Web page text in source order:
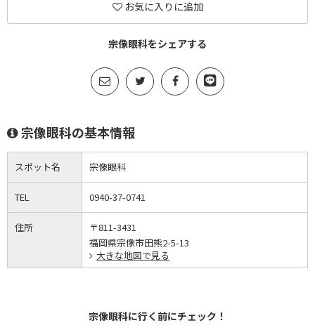
お気に入りに追加
宗像眼科をシェアする
宗像眼科の基本情報
スポット名 宗像眼科
TEL 0940-37-0741
住所
〒811-3431
福岡県宗像市田熊2-5-13
大きな地図で見る
宗像眼科に行く前にチェック！